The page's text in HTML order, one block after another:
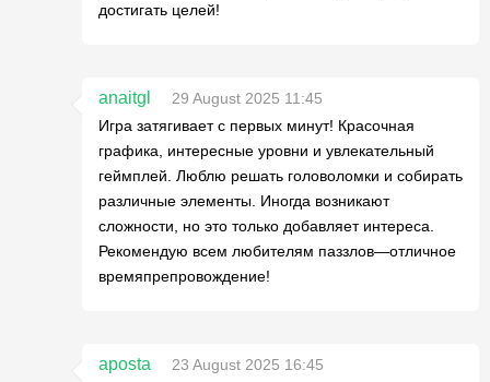
достигать целей!
anaitgl
29 August 2025 11:45
Игра затягивает с первых минут! Красочная
графика, интересные уровни и увлекательный
геймплей. Люблю решать головоломки и собирать
различные элементы. Иногда возникают
сложности, но это только добавляет интереса.
Рекомендую всем любителям паззлов—отличное
времяпрепровождение!
aposta
23 August 2025 16:45